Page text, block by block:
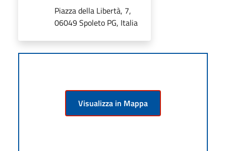
Piazza della Libertà, 7,
06049 Spoleto PG, Italia
Visualizza in Mappa